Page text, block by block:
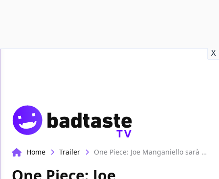
X
TV
Home Trailer One Piece: Joe Manganiello sarà Crocodile e Lera Abova sarà Nico Robin